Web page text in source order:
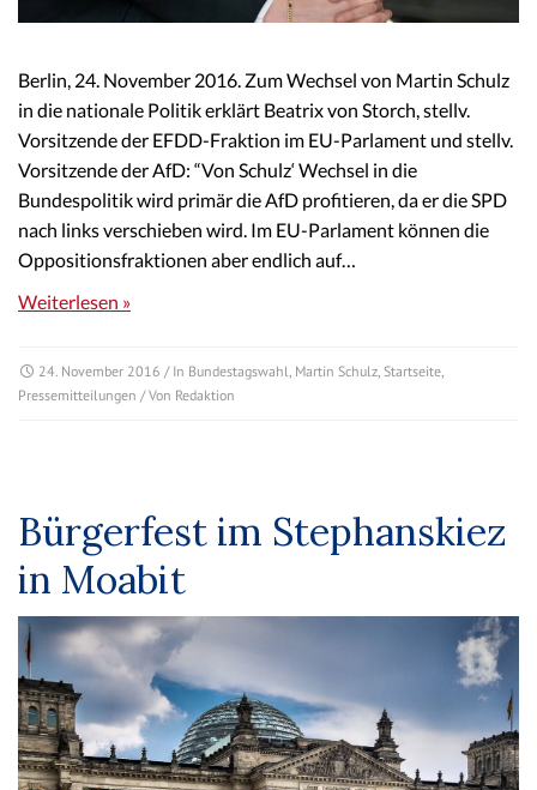
Berlin, 24. November 2016. Zum Wechsel von Martin Schulz
in die nationale Politik erklärt Beatrix von Storch, stellv.
Vorsitzende der EFDD-Fraktion im EU-Parlament und stellv.
Vorsitzende der AfD: “Von Schulz‘ Wechsel in die
Bundespolitik wird primär die AfD profitieren, da er die SPD
nach links verschieben wird. Im EU-Parlament können die
Oppositionsfraktionen aber endlich auf…
Weiterlesen »
24. November 2016 / In Bundestagswahl, Martin Schulz, Startseite,
Pressemitteilungen / Von Redaktion
Bürgerfest im Stephanskiez
in Moabit